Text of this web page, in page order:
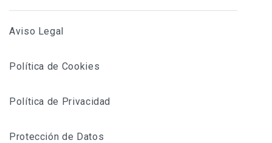
Aviso Legal
Política de Cookies
Política de Privacidad
Protección de Datos